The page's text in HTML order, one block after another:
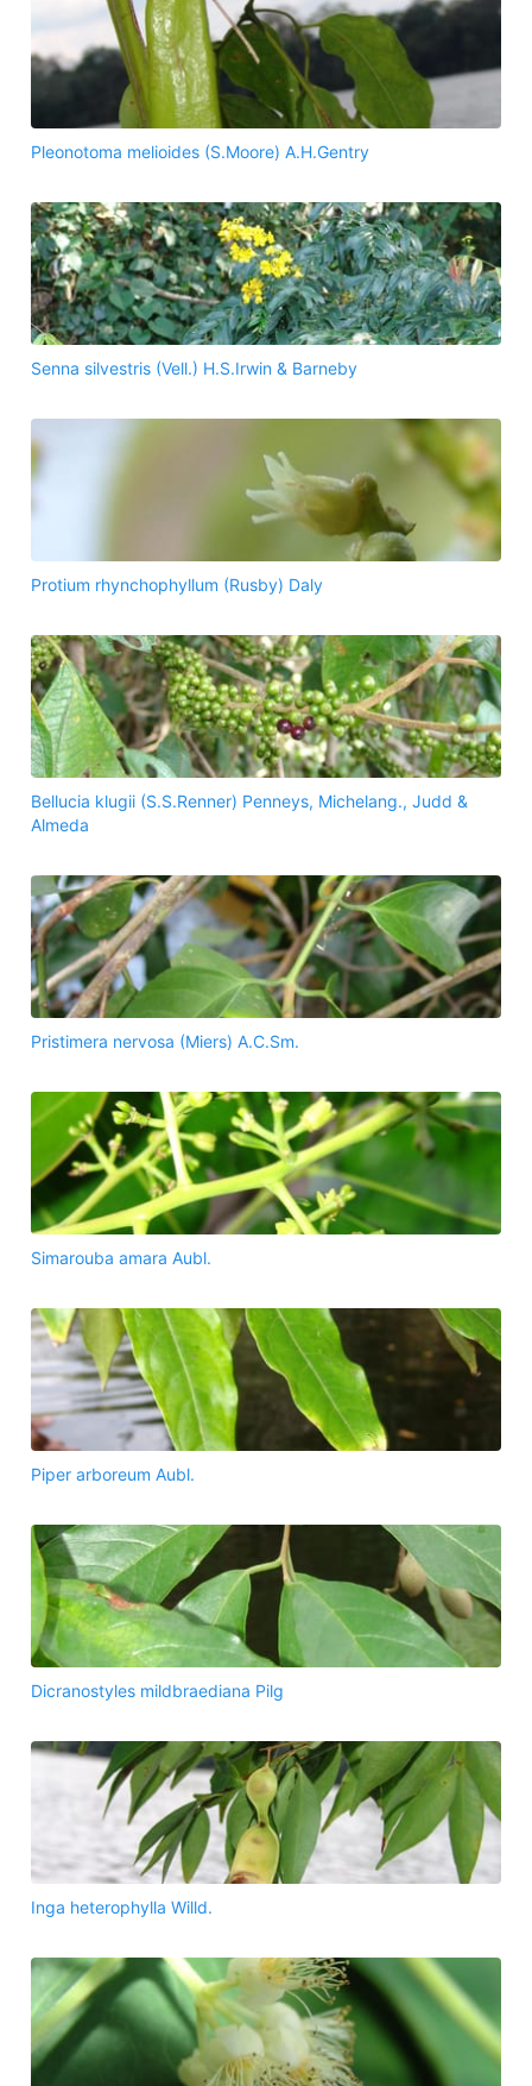
Pleonotoma melioides (S.Moore) A.H.Gentry
Senna silvestris (Vell.) H.S.Irwin & Barneby
Protium rhynchophyllum (Rusby) Daly
Bellucia klugii (S.S.Renner) Penneys, Michelang., Judd &
Almeda
Pristimera nervosa (Miers) A.C.Sm.
Simarouba amara Aubl.
Piper arboreum Aubl.
Dicranostyles mildbraediana Pilg
Inga heterophylla Willd.